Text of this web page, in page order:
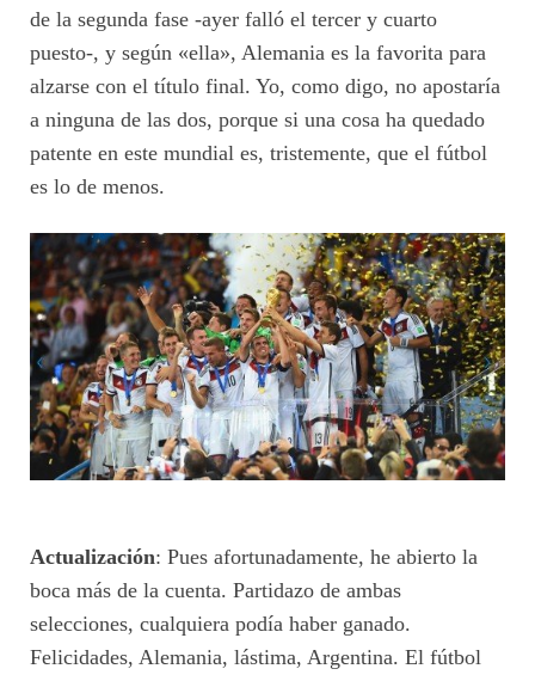
de la segunda fase -ayer falló el tercer y cuarto
puesto-, y según «ella», Alemania es la favorita para
alzarse con el título final. Yo, como digo, no apostaría
a ninguna de las dos, porque si una cosa ha quedado
patente en este mundial es, tristemente, que el fútbol
es lo de menos.
Actualización: Pues afortunadamente, he abierto la
boca más de la cuenta. Partidazo de ambas
selecciones, cualquiera podía haber ganado.
Felicidades, Alemania, lástima, Argentina. El fútbol